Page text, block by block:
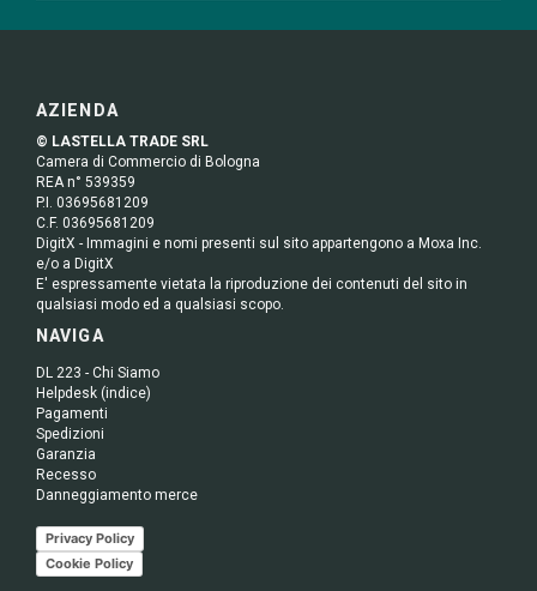
AZIENDA
© LASTELLA TRADE SRL
Camera di Commercio di Bologna
REA n° 539359
P.I. 03695681209
C.F. 03695681209
DigitX - Immagini e nomi presenti sul sito appartengono a Moxa Inc.
e/o a DigitX
E' espressamente vietata la riproduzione dei contenuti del sito in
qualsiasi modo ed a qualsiasi scopo.
NAVIGA
DL 223 - Chi Siamo
Helpdesk (indice)
Pagamenti
Spedizioni
Garanzia
Recesso
Danneggiamento merce
Privacy Policy
Cookie Policy